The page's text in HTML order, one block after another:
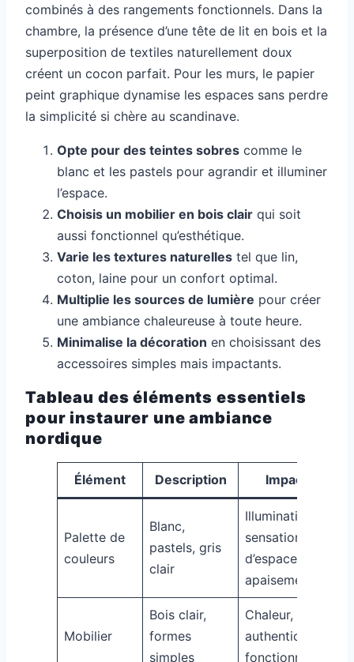
combinés à des rangements fonctionnels. Dans la
chambre, la présence d’une tête de lit en bois et la
superposition de textiles naturellement doux
créent un cocon parfait. Pour les murs, le papier
peint graphique dynamise les espaces sans perdre
la simplicité si chère au scandinave.
Opte pour des teintes sobres comme le
blanc et les pastels pour agrandir et illuminer
l’espace.
Choisis un mobilier en bois clair qui soit
aussi fonctionnel qu’esthétique.
Varie les textures naturelles tel que lin,
coton, laine pour un confort optimal.
Multiplie les sources de lumière pour créer
une ambiance chaleureuse à toute heure.
Minimalise la décoration en choisissant des
accessoires simples mais impactants.
Tableau des éléments essentiels
pour instaurer une ambiance
nordique
Élément Description Impact
Palette de
couleurs
Blanc,
pastels, gris
clair
Illumination,
sensation
d’espace,
apaisement
Mobilier
Bois clair,
formes
simples
Chaleur,
authenticité,
fonctionnalité